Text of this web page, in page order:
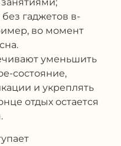
гаджетов в-
во момент
уменьшить
состояние,
и укреплять
отдых остается